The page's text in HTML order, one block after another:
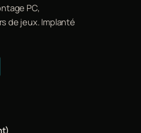
PC,
de jeux. Implanté